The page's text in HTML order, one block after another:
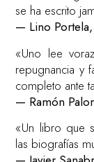
se ha escrito
— Lino Portela,
«Uno lee
repugnancia y
completo ante
— Ramón
«Un libro que
las biografías